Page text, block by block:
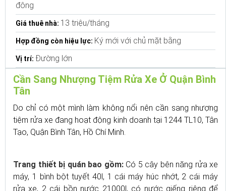
đông
Giá thuê nhà: 13 triệu/tháng
Hợp đồng còn hiệu lực: Ký mới với chủ mặt bằng
Vị trí: Đường lớn
Cần Sang Nhượng Tiệm Rửa Xe Ở Quận Bình
Tân
Do chỉ có một mình làm không nổi nên cần sang nhượng
tiệm rửa xe đang hoạt động kinh doanh tại 1244 TL10, Tân
Tạo, Quận Bình Tân, Hồ Chí Minh.
Trang thiết bị quán bao gồm:Có 5 cây bên năng rửa xe
máy, 1 bình bột tuyết 40l, 1 cái máy húc nhớt, 2 cái máy
rửa xe, 2 cái bồn nước 21000l, có nước giếng riêng để